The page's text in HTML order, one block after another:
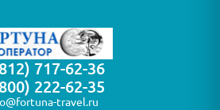
717-62-36
222-62-35
travel.ru